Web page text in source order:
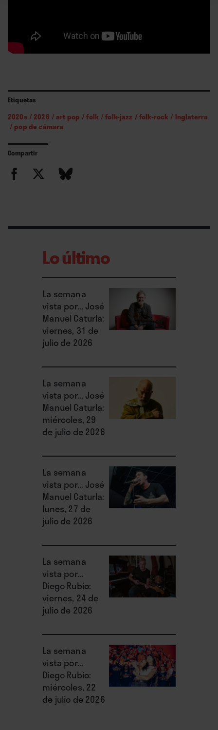
Etiquetas
2020s / 2026 /art pop /folk /folk-jazz /folk-rock / Inglaterra
/ pop de cámara
Compartir
Lo último
La semana
vista por... José
Manuel Caturla:
viernes, 31 de
julio de 2026
La semana
vista por... José
Manuel Caturla:
miércoles, 29
de julio de 2026
La semana
vista por... José
Manuel Caturla:
lunes, 27 de
julio de 2026
La semana
vista por...
Diego Rubio:
viernes, 24 de
julio de 2026
La semana
vista por...
Diego Rubio:
miércoles, 22
de julio de 2026